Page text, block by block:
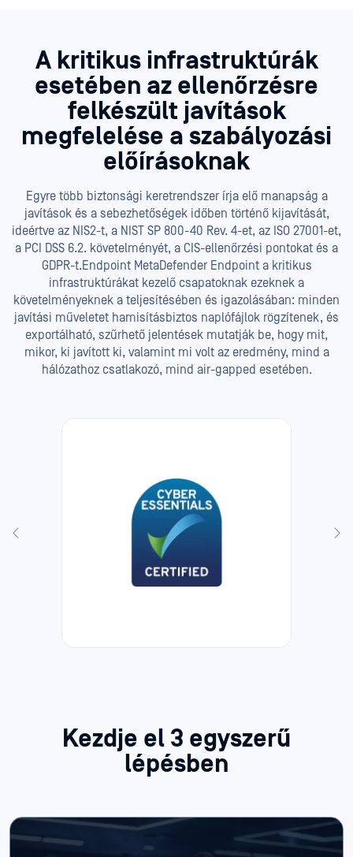
A kritikus infrastruktúrák
esetében az ellenőrzésre
felkészült javítások
megfelelése a szabályozási
előírásoknak
Egyre több biztonsági keretrendszer írja elő manapság a
javítások és a sebezhetőségek időben történő kijavítását,
ideértve az NIS2-t, a NIST SP 800-40 Rev. 4-et, az ISO 27001-et,
a PCI DSS 6.2. követelményét, a CIS-ellenőrzési pontokat és a
GDPR-t.Endpoint MetaDefender Endpoint a kritikus
infrastruktúrákat kezelő csapatoknak ezeknek a
követelményeknek a teljesítésében és igazolásában: minden
javítási műveletet hamisításbiztos naplófájlok rögzítenek, és
exportálható, szűrhető jelentések mutatják be, hogy mit,
mikor, ki javított ki, valamint mi volt az eredmény, mind a
hálózathoz csatlakozó, mind air-gapped esetében.
Kezdje el 3 egyszerű
lépésben